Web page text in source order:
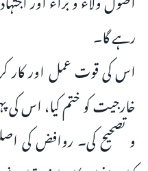
رہے گا۔
اس کی قوت عمل اور کار
خارجیت کو ختم کیا، اس کی
و تصحیح کی۔ روافض کی